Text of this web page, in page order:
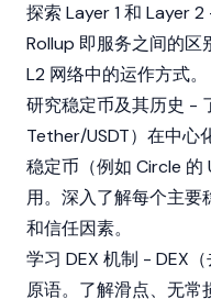
探索 Layer 1 和 Layer
Rollup 即服务之间的区
L2 网络中的运作方式。
研究稳定币及其历史 -
Tether/USDT）在中心
稳定币（例如 Circle 的
用。深入了解每个主要
和信任因素。
学习 DEX 机制 - DEX
原语。了解滑点、无常